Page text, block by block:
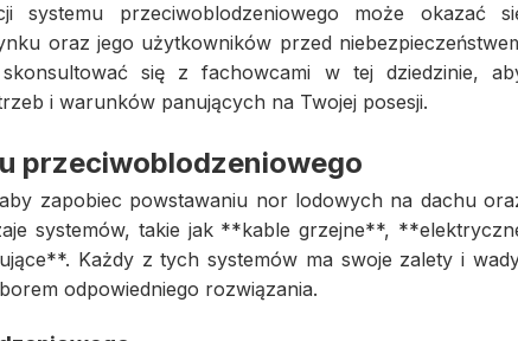
systemu przeciwoblodzeniowego może okazać
oraz jego użytkowników przed
się z fachowcami w tej dziedzinie,
i warunków panujących na Twojej posesji.
przeciwoblodzeniowego
zapobiec powstawaniu nor lodowych na dachu
systemów, takie jak **kable grzejne**,
Każdy z tych systemów ma swoje zalety i
odpowiedniego rozwiązania.